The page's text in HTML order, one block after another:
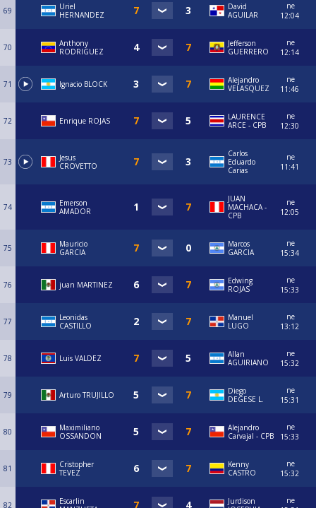
69
Uriel
HERNANDEZ
David
AGUILAR
ne
12:04
70
Anthony
RODRIGUEZ
Jefferson
GUERRERO
ne
12:14
71 Ignacio BLOCK
Alejandro
VELASQUEZ
ne
11:46
72 Enrique ROJAS
LAURENCE
ARCE - CPB
ne
12:30
73
Jesus
CROVETTO
Carlos
Eduardo
Carias
ne
11:41
74
Emerson
AMADOR
JUAN
MACHACA -
CPB
ne
12:05
75
Mauricio
GARCIA
Marcos
GARCIA
ne
15:34
76 juan MARTINEZ
Edwing
ROJAS
ne
15:33
77
Leonidas
CASTILLO
Manuel
LUGO
ne
13:12
78 Luis VALDEZ
Allan
AGUIRIANO
ne
15:32
79 Arturo TRUJILLO
Diego
DEGESE L.
ne
15:31
80
Maximiliano
OSSANDON
⁠Alejandro
Carvajal - CPB
ne
15:33
81
Cristopher
TEVEZ
Kenny
CASTRO
ne
15:32
82
Escarlin
Jurdison
ne